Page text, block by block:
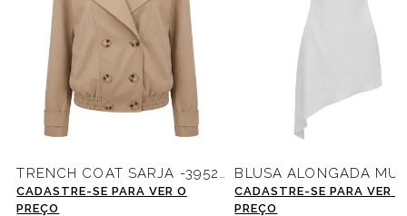
TRENCH COAT SARJA -39528
CADASTRE-SE PARA VER O
PREÇO
CADASTRE-SE PARA VER O
PREÇO